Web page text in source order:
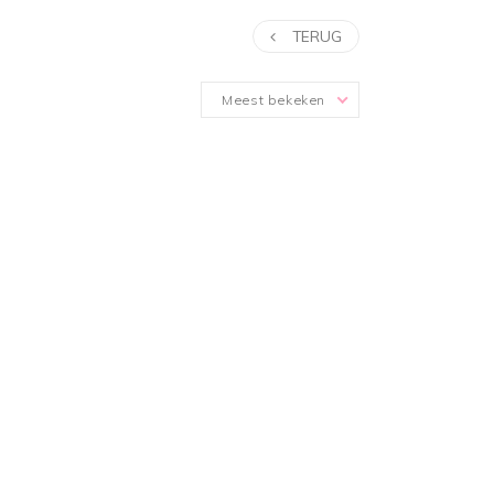
TERUG
Meest bekeken